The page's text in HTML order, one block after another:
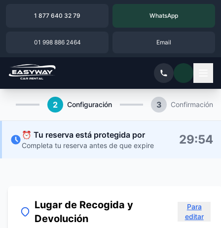
1 877 640 32 79 WhatsApp
01 998 886 2464 Email
2 Configuración 3 Confirmación
⏰ Tu reserva está protegida por
Completa tu reserva antes de que expire 29:53
Lugar de Recogida y
Devolución
Para
editar